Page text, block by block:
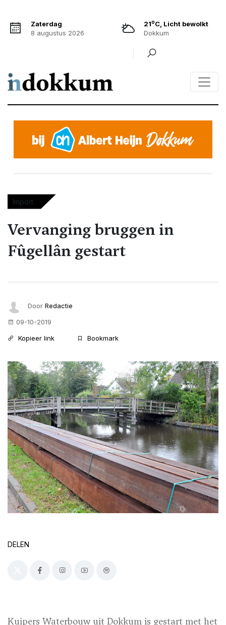
Zaterdag
8 augustus 2026
21oC, Licht bewolkt
Dokkum
Import
Vervanging bruggen in
Fûgellân gestart
Door Redactie
09-10-2019
Kopieer link
Bookmark
DELEN
Kuipers Waterbouw uit Dokkum is gestart met het